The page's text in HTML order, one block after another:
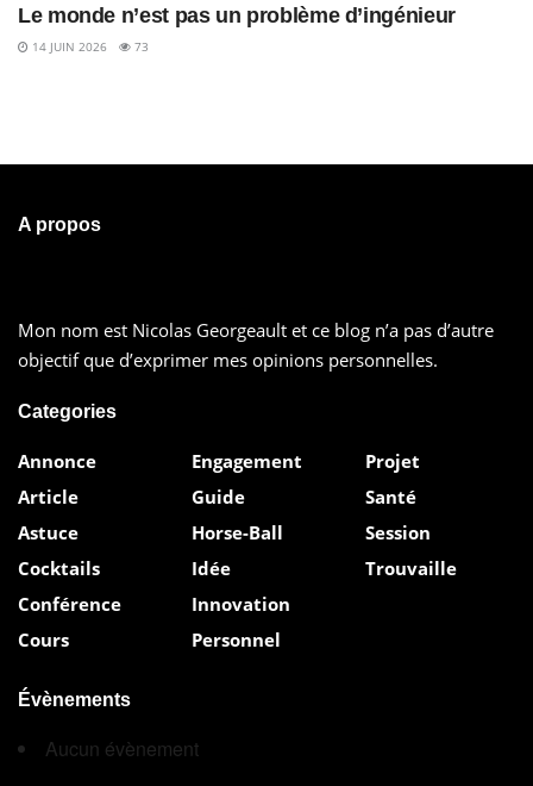
Le monde n’est pas un problème d’ingénieur
14 JUIN 2026 73
A propos
Mon nom est Nicolas Georgeault et ce blog n’a pas d’autre
objectif que d’exprimer mes opinions personnelles.
Categories
Annonce
Article
Astuce
Cocktails
Conférence
Cours
Engagement
Guide
Horse-Ball
Idée
Innovation
Personnel
Projet
Santé
Session
Trouvaille
Évènements
Aucun évènement